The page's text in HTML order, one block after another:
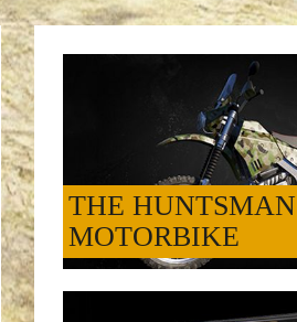
THE HUNTSMAN
MOTORBIKE